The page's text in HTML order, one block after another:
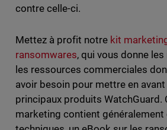
contre celle-ci.
Mettez à profit notre kit
ransomwares, qui vous donne
les ressources commerciales
avoir besoin pour mettre en avant
principaux produits WatchGuard.
marketing contient généralement